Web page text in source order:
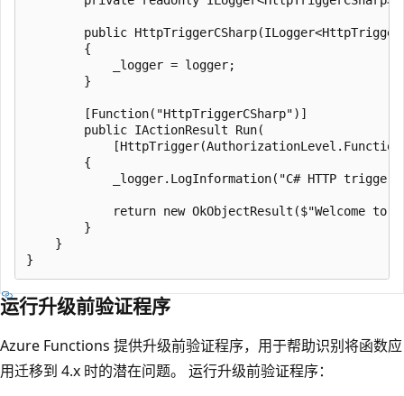
public
        {
            _logger = logger;
        }
        [Function("HttpTriggerCSharp")]
        public IActionResult Run(
        {
_logger.LogInformation("C# HTTP trigger
return new OkObjectResult($"Welcome to
        }
    }
运行升级前验证程序
Azure Functions 提供升级前验证程序，用于帮助识别将函数应
用迁移到 4.x 时的潜在问题。 运行升级前验证程序：